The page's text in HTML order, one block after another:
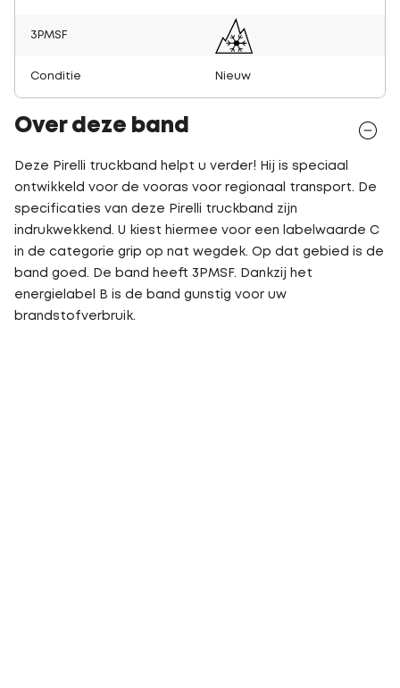
3PMSF
Conditie Nieuw
Over deze band
Deze Pirelli truckband helpt u verder! Hij is speciaal
ontwikkeld voor de vooras voor regionaal transport. De
specificaties van deze Pirelli truckband zijn
indrukwekkend. U kiest hiermee voor een labelwaarde C
in de categorie grip op nat wegdek. Op dat gebied is de
band goed. De band heeft 3PMSF. Dankzij het
energielabel B is de band gunstig voor uw
brandstofverbruik.